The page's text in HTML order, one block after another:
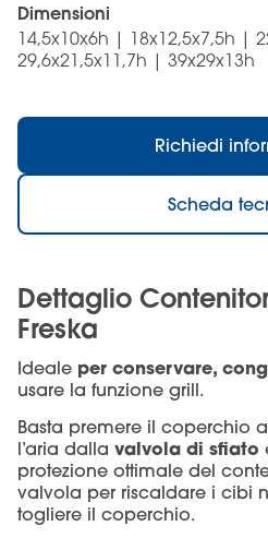
Dimensioni
14,5x10x6h | 18x12,5x7,5h |
29,6x21,5x11,7h | 39x29x13h
Richiedi
Scheda
Dettaglio
Freska
Ideale per conservare,
usare la funzione grill.
Basta premere il coperchio
l’aria dalla valvola di sfiato
protezione ottimale del
valvola per riscaldare i cibi
togliere il coperchio.